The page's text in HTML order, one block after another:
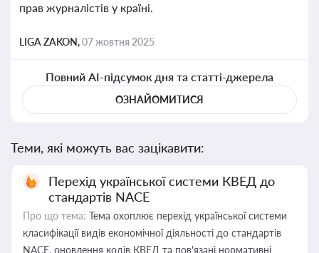
прав журналістів у країні.
LIGA ZAKON,07 жовтня 2025
Повний AI-підсумок дня та статті-джерела
ОЗНАЙОМИТИСЯ
Теми, які можуть вас зацікавити:
Перехід української системи КВЕД до
стандартів NACE
Про що тема: Тема охоплює перехід української системи
класифікації видів економічної діяльності до стандартів
NACE, оновлення кодів КВЕД та пов'язані нормативні